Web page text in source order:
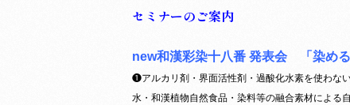
セミナーのご案内
new和漢彩染十八番 発表会 「染める
❶アルカリ剤・界面活性剤・過酸化水素を使わな
水・和漢植物自然食品・染料等の融合素材による